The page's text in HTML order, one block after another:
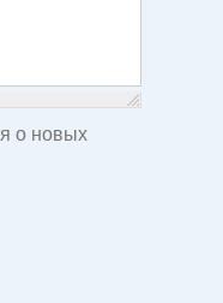
о новых